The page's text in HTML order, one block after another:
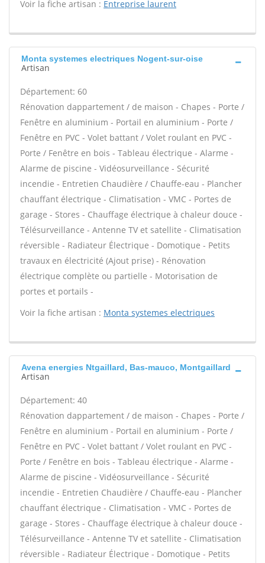
Voir la fiche artisan : Entreprise laurent
Monta systemes electriques Nogent-sur-oise
Artisan
Département: 60
Rénovation dappartement / de maison - Chapes - Porte /
Fenêtre en aluminium - Portail en aluminium - Porte /
Fenêtre en PVC - Volet battant / Volet roulant en PVC -
Porte / Fenêtre en bois - Tableau électrique - Alarme -
Alarme de piscine - Vidéosurveillance - Sécurité
incendie - Entretien Chaudière / Chauffe-eau - Plancher
chauffant électrique - Climatisation - VMC - Portes de
garage - Stores - Chauffage électrique à chaleur douce -
Télésurveillance - Antenne TV et satellite - Climatisation
réversible - Radiateur Électrique - Domotique - Petits
travaux en électricité (Ajout prise) - Rénovation
électrique complète ou partielle - Motorisation de
portes et portails -
Voir la fiche artisan : Monta systemes electriques
Avena energies Ntgaillard, Bas-mauco, Montgaillard
Artisan
Département: 40
Rénovation dappartement / de maison - Chapes - Porte /
Fenêtre en aluminium - Portail en aluminium - Porte /
Fenêtre en PVC - Volet battant / Volet roulant en PVC -
Porte / Fenêtre en bois - Tableau électrique - Alarme -
Alarme de piscine - Vidéosurveillance - Sécurité
incendie - Entretien Chaudière / Chauffe-eau - Plancher
chauffant électrique - Climatisation - VMC - Portes de
garage - Stores - Chauffage électrique à chaleur douce -
Télésurveillance - Antenne TV et satellite - Climatisation
réversible - Radiateur Électrique - Domotique - Petits